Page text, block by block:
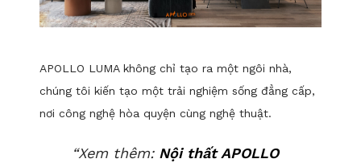
APOLLO LUMA không chỉ tạo ra một ngôi nhà,
chúng tôi kiến tạo một trải nghiệm sống đẳng cấp,
nơi công nghệ hòa quyện cùng nghệ thuật.
Xem thêm: Nội thất APOLLO